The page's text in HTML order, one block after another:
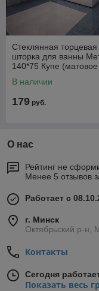
Стеклянная торцевая
шторка для ванны
140*75 Купе (матовое
В наличии
179 руб.
О нас
Рейтинг не
Менее 5 отзывов
Работает с
г. Минск
Октябрьский р-н,
Контакты
Сегодня
Показать весь